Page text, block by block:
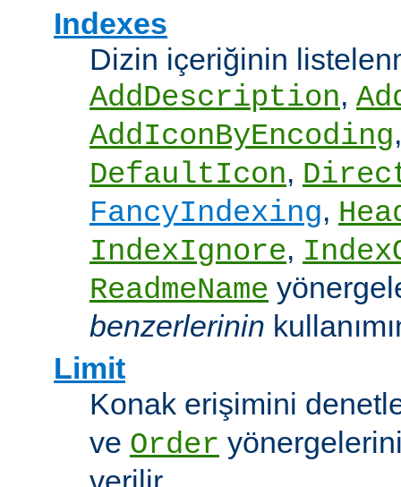
Indexes
Dizin içeriğinin
AddDescription,
AddIconByEncoding
DefaultIcon,
FancyIndexing,
IndexIgnore,
ReadmeName
benzerlerinin
Limit
Konak erişimini
ve Order